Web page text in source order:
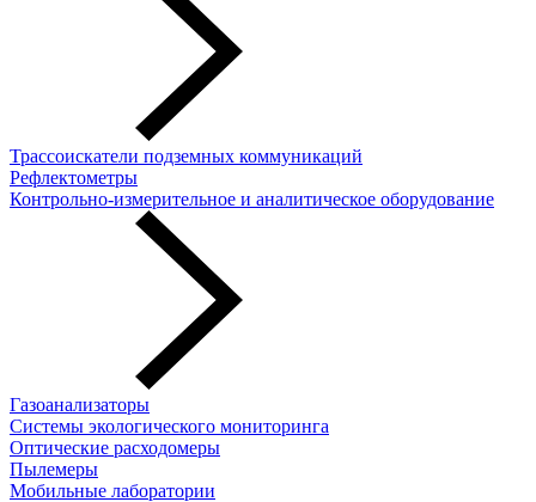
Трассоискатели подземных коммуникаций
Рефлектометры
Контрольно-измерительное и аналитическое оборудование
Газоанализаторы
Системы экологического мониторинга
Оптические расходомеры
Пылемеры
Мобильные лаборатории